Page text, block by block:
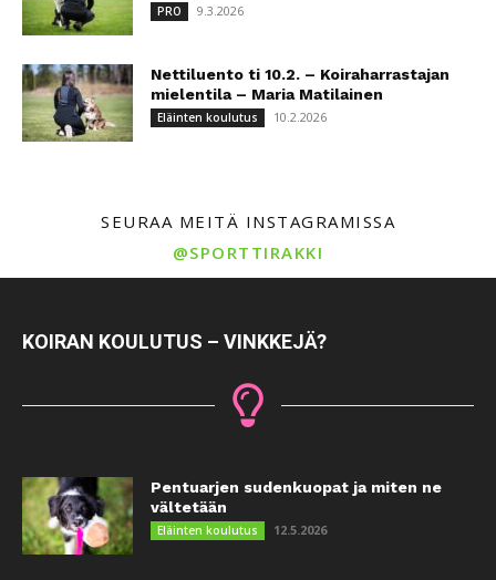
PRO 9.3.2026
Nettiluento ti 10.2. – Koiraharrastajan
mielentila – Maria Matilainen
Eläinten koulutus 10.2.2026
SEURAA MEITÄ INSTAGRAMISSA
@SPORTTIRAKKI
KOIRAN KOULUTUS – VINKKEJÄ?
Pentuarjen sudenkuopat ja miten ne
vältetään
Eläinten koulutus 12.5.2026